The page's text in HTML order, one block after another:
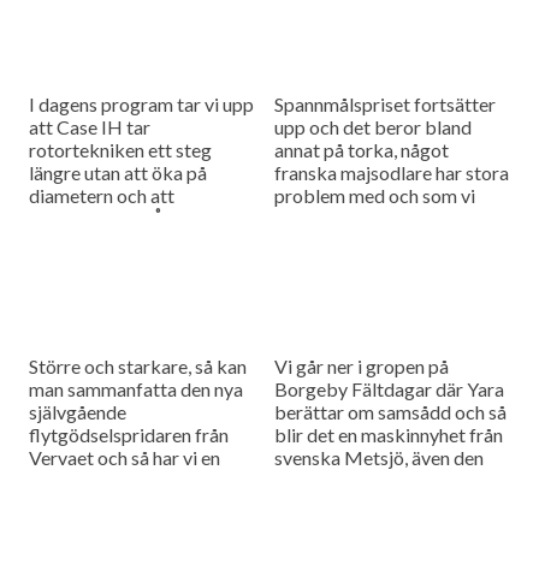
I dagens program tar vi upp
att Case IH tar
rotortekniken ett steg
längre utan att öka på
diametern och att
salladsodlaren Åhus Grönt
Spannmålspriset fortsätter
upp och det beror bland
annat på torka, något
franska majsodlare har stora
problem med och som vi
Större och starkare, så kan
man sammanfatta den nya
självgående
flytgödselspridaren från
Vervaet och så har vi en
Vi går ner i gropen på
Borgeby Fältdagar där Yara
berättar om samsådd och så
blir det en maskinnyhet från
svenska Metsjö, även den